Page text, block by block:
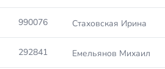
990076 Стаховская Ирина
292841 Емельянов Михаил